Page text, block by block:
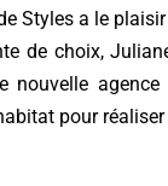
Styles a le
de choix,
nouvelle
pour